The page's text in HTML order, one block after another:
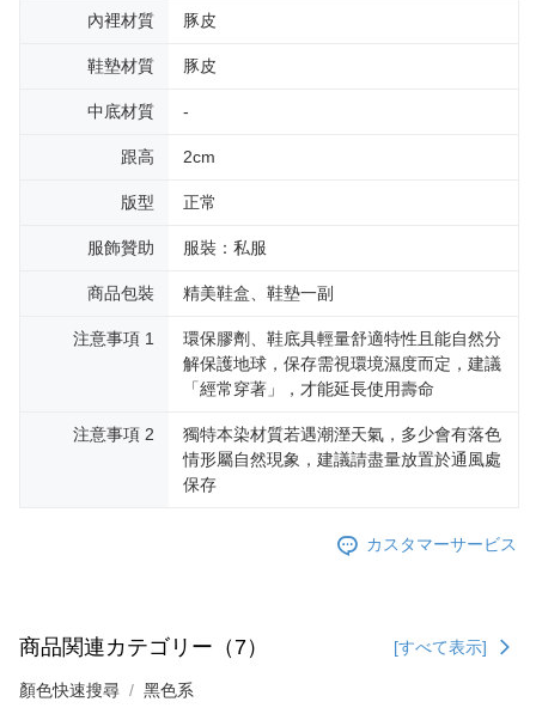
內裡材質 豚皮
鞋墊材質 豚皮
中底材質 -
跟高 2cm
版型 正常
服飾贊助 服裝：私服
商品包裝 精美鞋盒、鞋墊一副
注意事項 1
環保膠劑、鞋底具輕量舒適特性且能自然分
解保護地球，保存需視環境濕度而定，建議
「經常穿著」，才能延長使用壽命
注意事項 2
獨特本染材質若遇潮溼天氣，多少會有落色
情形屬自然現象，建議請盡量放置於通風處
保存
カスタマーサービス
商品関連カテゴリー（7） [すべて表示]
顏色快速搜尋 黑色系